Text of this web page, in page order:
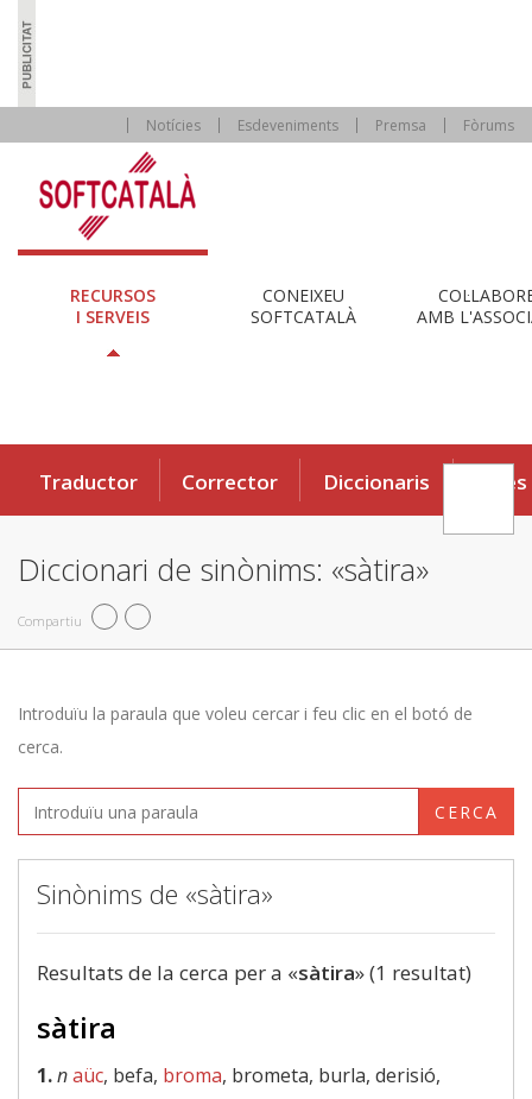
Notícies Esdeveniments Premsa Fòrums
RECURSOS
I SERVEIS
CONEIXEU
SOFTCATALÀ
AMB
Traductor Corrector Diccionaris Eines
Diccionari de sinònims: «sàtira»
Compartiu
Introduïu la paraula que voleu cercar i feu clic en el botó de
cerca.
CERCA
Sinònims de «sàtira»
Resultats de la cerca per a «sàtira» (1 resultat)
sàtira
1.naüc, befa, broma, brometa, burla, derisió,